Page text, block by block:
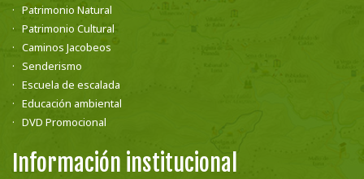
Patrimonio Natural
Patrimonio Cultural
Caminos Jacobeos
Senderismo
Escuela de escalada
Educación ambiental
DVD Promocional
Información institucional